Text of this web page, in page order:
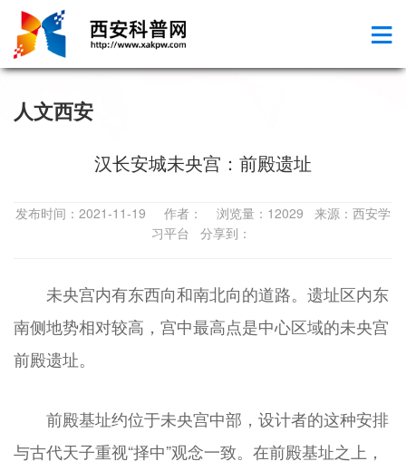
人文西安
汉长安城未央宫：前殿遗址
发布时间：2021-11-19 作者： 浏览量：12029 来源：西安学
习平台 分享到：
未央宫内有东西向和南北向的道路。遗址区内东
南侧地势相对较高，宫中最高点是中心区域的未央宫
前殿遗址。
前殿基址约位于未央宫中部，设计者的这种安排
与古代天子重视“择中”观念一致。在前殿基址之上，